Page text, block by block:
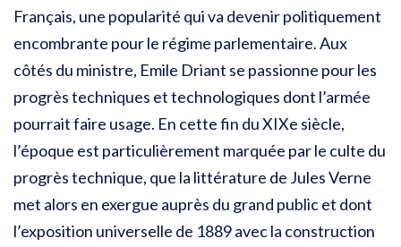
Français, une popularité qui va devenir politiquement
encombrante pour le régime parlementaire. Aux
côtés du ministre, Emile Driant se passionne pour les
progrès techniques et technologiques dont l’armée
pourrait faire usage. En cette fin du XIXe siècle,
l’époque est particulièrement marquée par le culte du
progrès technique, que la littérature de Jules Verne
met alors en exergue auprès du grand public et dont
l’exposition universelle de 1889 avec la construction